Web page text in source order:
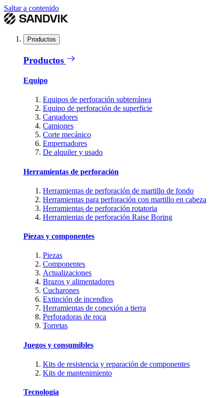
Saltar a contenido
Productos
Productos
Equipo
Equipos de perforación subterránea
Equipo de perforación de superficie
Cargadores
Camiones
Corte mecánico
Empernadores
De alquiler y usado
Herramientas de perforación
Herramientas de perforación de martillo de fondo
Herramientas para perforación con martillo en cabeza
Herramientas de perforación rotatoria
Herramientas de perforación Raise Boring
Piezas y componentes
Piezas
Componentes
Actualizaciones
Brazos y alimentadores
Cucharones
Extinción de incendios
Herramientas de conexión a tierra
Perforadoras de roca
Torretas
Juegos y consumibles
Kits de resistencia y reparación de componentes
Kits de mantenimiento
Tecnología